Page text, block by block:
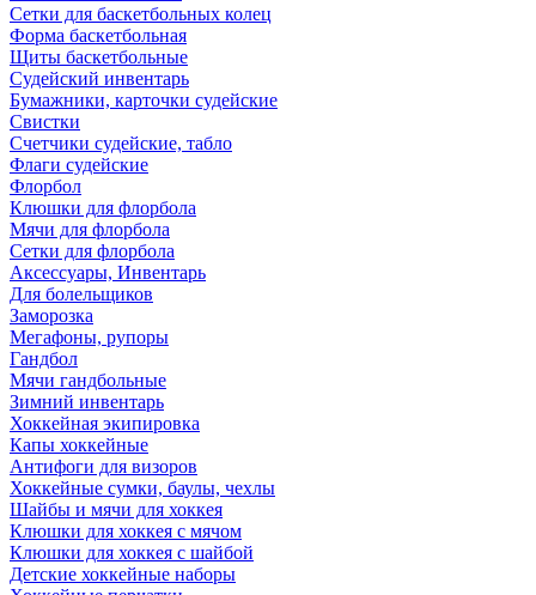
Сетки для баскетбольных колец
Форма баскетбольная
Щиты баскетбольные
Судейский инвентарь
Бумажники, карточки судейские
Свистки
Счетчики судейские, табло
Флаги судейские
Флорбол
Клюшки для флорбола
Мячи для флорбола
Сетки для флорбола
Аксессуары, Инвентарь
Для болельщиков
Заморозка
Мегафоны, рупоры
Гандбол
Мячи гандбольные
Зимний инвентарь
Хоккейная экипировка
Капы хоккейные
Антифоги для визоров
Хоккейные сумки, баулы, чехлы
Шайбы и мячи для хоккея
Клюшки для хоккея с мячом
Клюшки для хоккея с шайбой
Детские хоккейные наборы